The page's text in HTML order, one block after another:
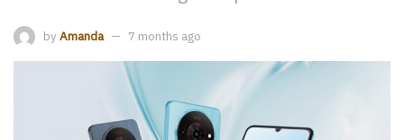
by Amanda 7 months ago